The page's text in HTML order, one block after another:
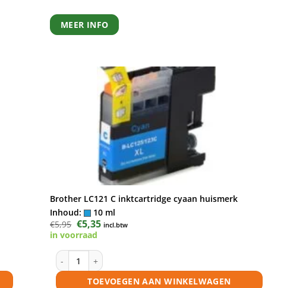
MEER INFO
Brother LC121 C inktcartridge cyaan huismerk
Inhoud:
10 ml
€5,95 Oorspronkelijke
prijs
was:
€5,95.
€5,35Huidige
prijs
incl.btw
in voorraad
Brother LC121 C inktcartridge cyaan huismerk aantal
TOEVOEGEN AAN WINKELWAGEN